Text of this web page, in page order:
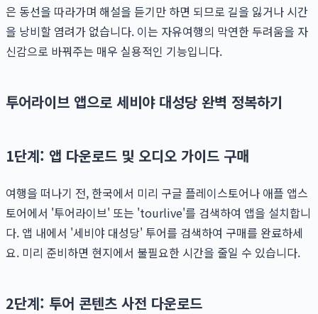
은 동선을 따라가며 해설을 듣기만 하면 되므로 길을 잃거나 시간
을 낭비할 염려가 없습니다. 이는 자유여행의 막연한 두려움을 자
신감으로 바꿔주는 매우 실용적인 기능입니다.
투어라이브 앱으로 세비야 대성당 완벽 정복하기
1단계: 앱 다운로드 및 오디오 가이드 구매
여행을 떠나기 전, 한국에서 미리 구글 플레이스토어나 애플 앱스
토어에서 '투어라이브' 또는 'tourlive'를 검색하여 앱을 설치합니
다. 앱 내에서 '세비야 대성당' 투어를 검색하여 구매를 완료하세
요. 미리 준비하면 현지에서 불필요한 시간을 줄일 수 있습니다.
2단계: 투어 콘텐츠 사전 다운로드